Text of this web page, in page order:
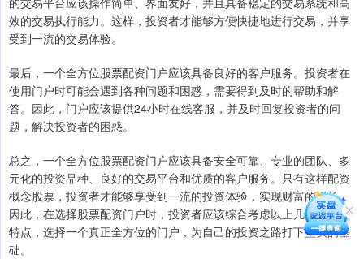
效的交易执行能力。这样，投资者才能够方便快捷地进行交易，并享
受到一流的交易体验。
最后，一个全方位股票配资门户应该具备良好的客户服务。投资者在
使用门户时可能会遇到各种问题和困惑，需要得到及时的帮助和解
答。因此，门户应该提供24小时在线客服，并及时回复投资者的问
题，解决投资者的困惑。
总之，一个全方位股票配资门户应该具备安全可靠、专业的团队、多
元化的投资品种、良好的交易平台和优质的客户服务。只有这样配资
概念股票，投资者才能够享受到一流的投资体验，实现财富的增长。
因此，在选择股票配资门户时，投资者应该综合考虑以上几个方面的
特点，选择一个真正全方位的门户，为自己的投资之路打下坚实的基
础。